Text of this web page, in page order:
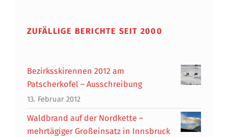
ZUFÄLLIGE BERICHTE SEIT 2000
Bezirksskirennen 2012 am
Patscherkofel – Ausschreibung
13. Februar 2012
Waldbrand auf der Nordkette –
mehrtägiger Großeinsatz in Innsbruck